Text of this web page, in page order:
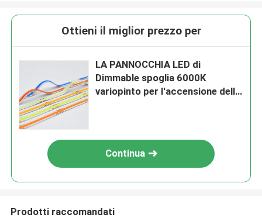
Ottieni il miglior prezzo per
LA PANNOCCHIA LED di
Dimmable spoglia 6000K
variopinto per l'accensione della
Continua
Prodotti raccomandati